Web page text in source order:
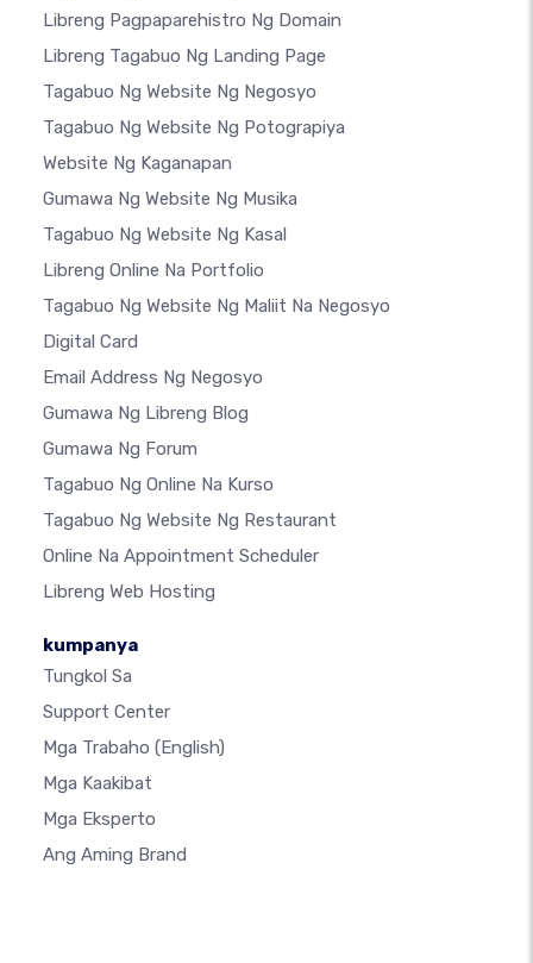
Libreng Pagpaparehistro Ng Domain
Libreng Tagabuo Ng Landing Page
Tagabuo Ng Website Ng Negosyo
Tagabuo Ng Website Ng Potograpiya
Website Ng Kaganapan
Gumawa Ng Website Ng Musika
Tagabuo Ng Website Ng Kasal
Libreng Online Na Portfolio
Tagabuo Ng Website Ng Maliit Na Negosyo
Digital Card
Email Address Ng Negosyo
Gumawa Ng Libreng Blog
Gumawa Ng Forum
Tagabuo Ng Online Na Kurso
Tagabuo Ng Website Ng Restaurant
Online Na Appointment Scheduler
Libreng Web Hosting
kumpanya
Tungkol Sa
Support Center
Mga Trabaho (English)
Mga Kaakibat
Mga Eksperto
Ang Aming Brand